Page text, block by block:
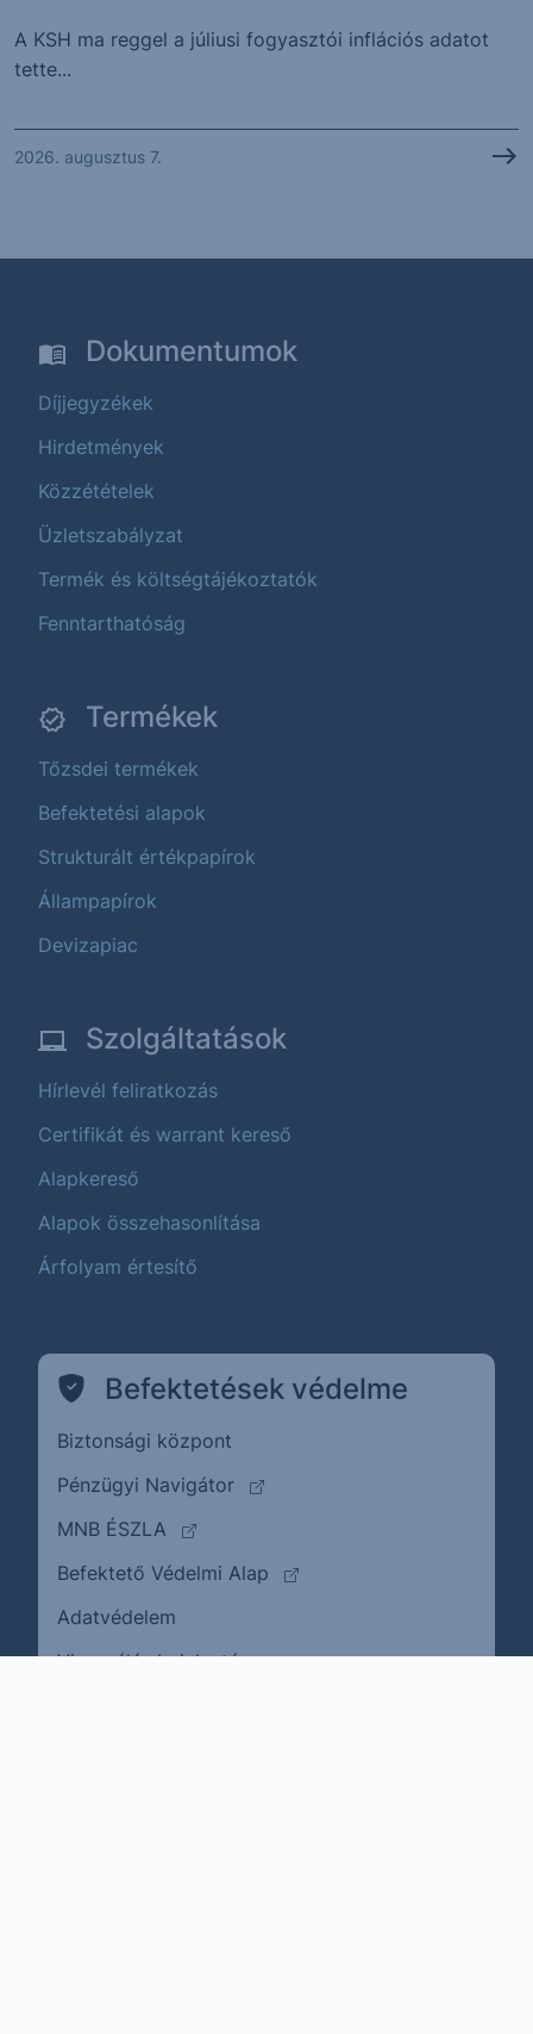
A KSH ma reggel a júliusi fogyasztói inflációs adatot
tette...
2026. augusztus 7.
Dokumentumok
Díjjegyzékek
Hirdetmények
Közzétételek
Üzletszabályzat
Termék és költségtájékoztatók
Fenntarthatóság
Termékek
Tőzsdei termékek
Befektetési alapok
Strukturált értékpapírok
Állampapírok
Devizapiac
Szolgáltatások
Hírlevél feliratkozás
Certifikát és warrant kereső
Alapkereső
Alapok összehasonlítása
Árfolyam értesítő
Befektetések védelme
Biztonsági központ
Pénzügyi Navigátor
(külső oldalra ugrik)
MNB ÉSZLA
(külső oldalra ugrik)
Befektető Védelmi Alap
(külső oldalra ugrik)
Adatvédelem
Visszaélés bejelentése(külső oldalra ugrik)